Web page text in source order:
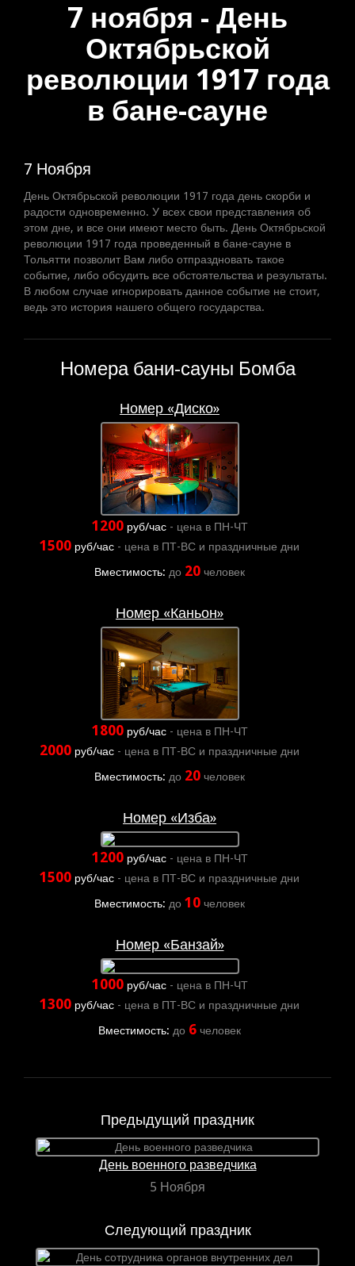
7 ноября - День
Октябрьской
революции 1917 года
в бане-сауне
7 Ноября
День Октябрьской революции 1917 года день скорби и
радости одновременно. У всех свои представления об
этом дне, и все они имеют место быть. День Октябрьской
революции 1917 года проведенный в бане-сауне в
Тольятти позволит Вам либо отпраздновать такое
событие, либо обсудить все обстоятельства и результаты.
В любом случае игнорировать данное событие не стоит,
ведь это история нашего общего государства.
Номера бани-сауны Бомба
Номер «Диско»
1200руб/час- цена в ПН-ЧТ
1500 руб/час - цена в ПТ-ВС и праздничные дни
Вместимость: до 20 человек
Номер «Каньон»
1800руб/час- цена в ПН-ЧТ
2000 руб/час - цена в ПТ-ВС и праздничные дни
Вместимость: до 20 человек
Номер «Изба»
1200руб/час- цена в ПН-ЧТ
1500 руб/час - цена в ПТ-ВС и праздничные дни
Вместимость: до 10 человек
Номер «Банзай»
1000руб/час- цена в ПН-ЧТ
1300 руб/час - цена в ПТ-ВС и праздничные дни
Вместимость: до 6 человек
Предыдущий праздник
День военного разведчика
5 Ноября
Следующий праздник